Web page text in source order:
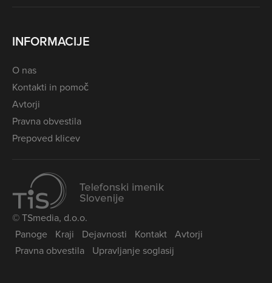
INFORMACIJE
O nas
Kontakti in pomoč
Avtorji
Pravna obvestila
Prepoved klicev
© TSmedia, d.o.o.
Panoge
Kraji Dejavnosti Kontakt Avtorji
Pravna obvestila
Upravljanje soglasij